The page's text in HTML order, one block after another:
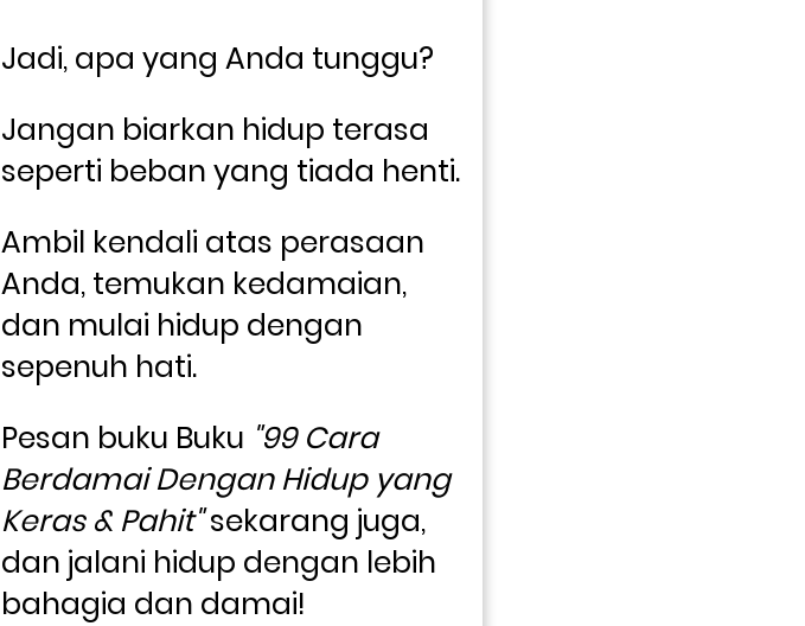
Jadi, apa yang Anda tunggu?
Jangan biarkan hidup terasa
Ambil kendali atas perasaan
Anda, temukan kedamaian,
dan mulai hidup dengan
sepenuh hati.
Pesan buku Buku "99 Cara
Berdamai Dengan Hidup yang
Keras & Pahit" sekarang juga,
dan jalani hidup dengan lebih
bahagia dan damai!